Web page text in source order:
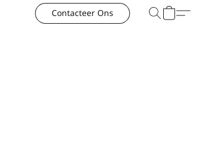
Contacteer Ons